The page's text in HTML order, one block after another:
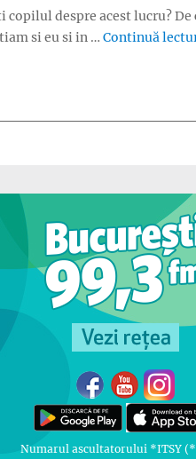
despre acest lucru? De
si eu si in … Continuă
Numarul ascultatorului *ITSY